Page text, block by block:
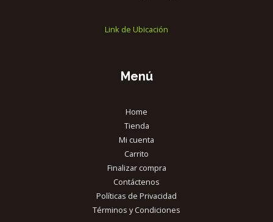
Link de Ubicación
Menú
Home
Tienda
Mi cuenta
Carrito
Finalizar compra
Contáctenos
Políticas de Privacidad
Términos y Condiciones